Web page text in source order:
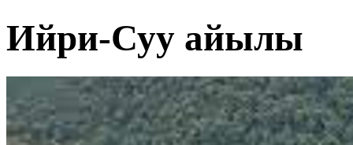
Ийри-Суу айылы